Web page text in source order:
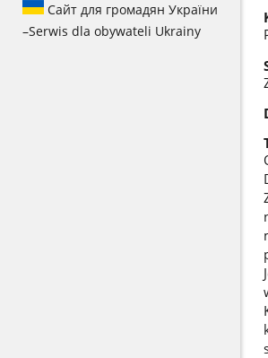
Сайт для громадян України
–Serwis dla obywateli Ukrainy